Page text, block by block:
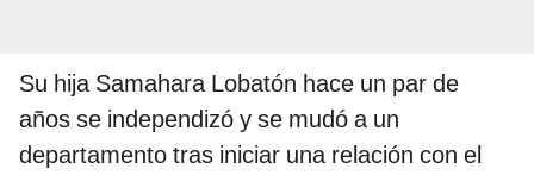
Su hija Samahara Lobatón hace un par de
años se independizó y se mudó a un
departamento tras iniciar una relación con el